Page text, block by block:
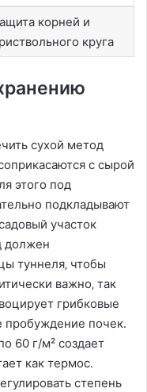
корней и
круга
сухой метод
с сырой
этого под
подкладывают
участок
должен
туннеля‚ чтобы
важно‚ так
грибковые
почек․
60 г/м² создает
как термос․
степень